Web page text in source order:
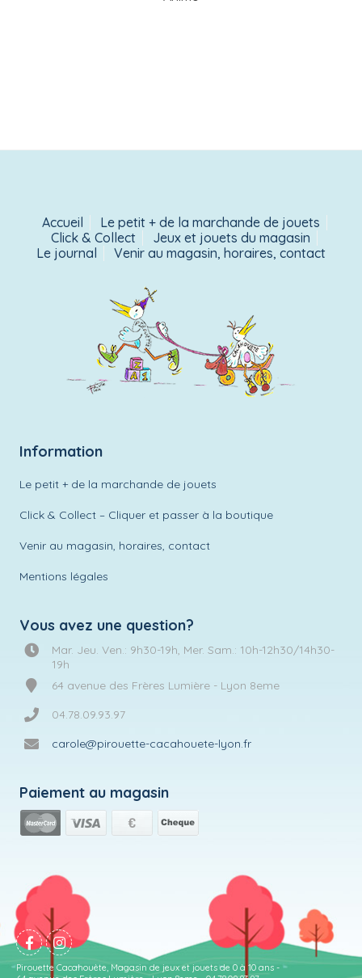
Accueil
Le petit + de la marchande de jouets
Click & Collect
Jeux et jouets du magasin
Le journal
Venir au magasin, horaires, contact
Information
Le petit + de la marchande de jouets
Click & Collect – Cliquer et passer à la boutique
Venir au magasin, horaires, contact
Mentions légales
Vous avez une question?
Mar. Jeu. Ven.: 9h30-19h, Mer. Sam.: 10h-12h30/14h30-
19h
64 avenue des Frères Lumière - Lyon 8eme
04.78.09.93.97
carole@pirouette-cacahouete-lyon.fr
Paiement au magasin
Pirouette Cacahouète, Magasin de jeux et jouets de 0 à 10 ans -